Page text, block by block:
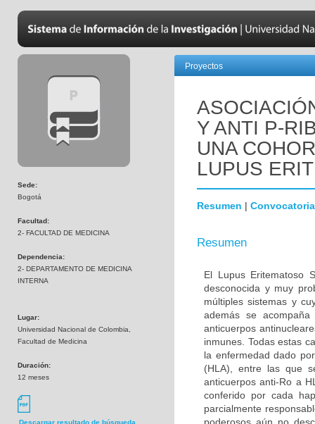
Sede:
Bogotá
Facultad:
2- FACULTAD DE MEDICINA
Dependencia:
2- DEPARTAMENTO DE MEDICINA
INTERNA
Lugar:
Universidad Nacional de Colombia,
Facultad de Medicina
Duración:
12 meses
Descargar resultado de búsqueda
Proyectos
Y ANTI P-
UNA
LUPUS
Resumen | Convocatoria
Resumen
El Lupus Eritematoso
desconocida y muy
múltiples sistemas y
además se
anticuerpos
inmunes. Todas estas
la enfermedad dado
(HLA), entre las que
anticuerpos anti-Ro a
conferido por cada
parcialmente